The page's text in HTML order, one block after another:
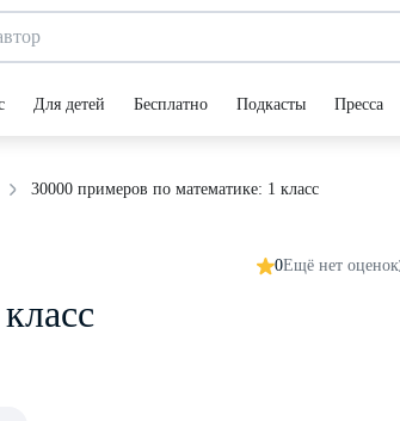
Для детей Бесплатно Подкасты Пресса
30000 примеров по математике: 1 класс
0Ещё нет оценок